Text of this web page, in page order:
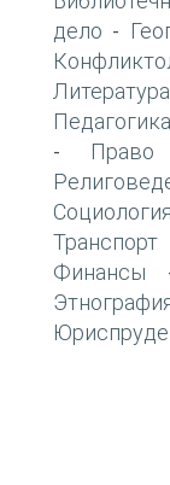
дело -
Литература
Педагогика
- Право
Социология
Транспорт
Финансы